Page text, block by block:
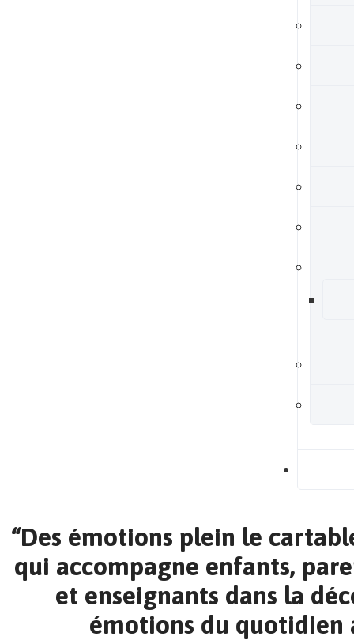
“Des émotions plein le
qui accompagne enfants,
et enseignants dans la
émotions du quotidien